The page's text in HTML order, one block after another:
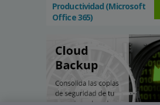
Productividad (Microsoft
Office 365)